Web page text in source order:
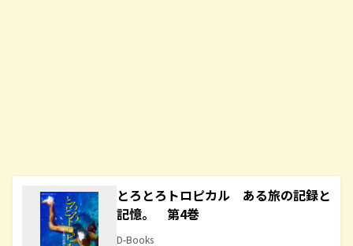
とろとろトロピカル ある旅の記録と
記憶。 第4巻
D-Books